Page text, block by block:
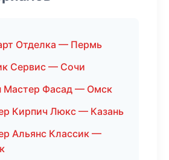
Отделка — Пермь
Сервис — Сочи
Мастер Фасад — Омск
Кирпич Люкс — Казань
Альянс Классик —